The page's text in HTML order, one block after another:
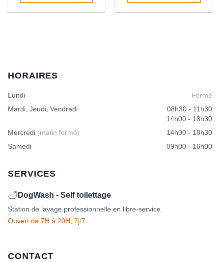
peuvent
sur
du
HORAIRES
Lundi
Fermé
Mardi, Jeudi, Vendredi
08h30 - 11h30
14h00 - 18h30
Mercredi (matin fermé)
14h00 - 18h30
Samedi
09h00 - 16h00
SERVICES
🛁 DogWash - Self toilettage
Station de lavage professionnelle en libre-service.
Ouvert de 7H à 20H, 7j/7
CONTACT